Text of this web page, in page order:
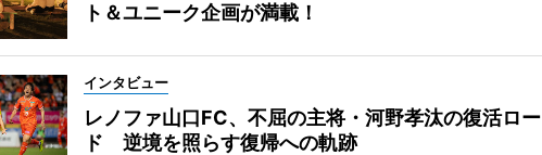
ト＆ユニーク企画が満載！
インタビュー
レノファ山口FC、不屈の主将・河野孝汰の復活ロー
ド 逆境を照らす復帰への軌跡